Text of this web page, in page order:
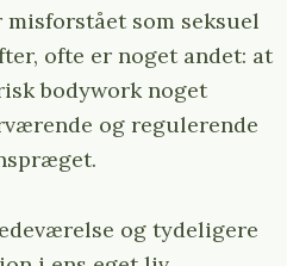
som seksuel
ofte er noget andet: at
bodywork noget
og regulerende
og tydeligere